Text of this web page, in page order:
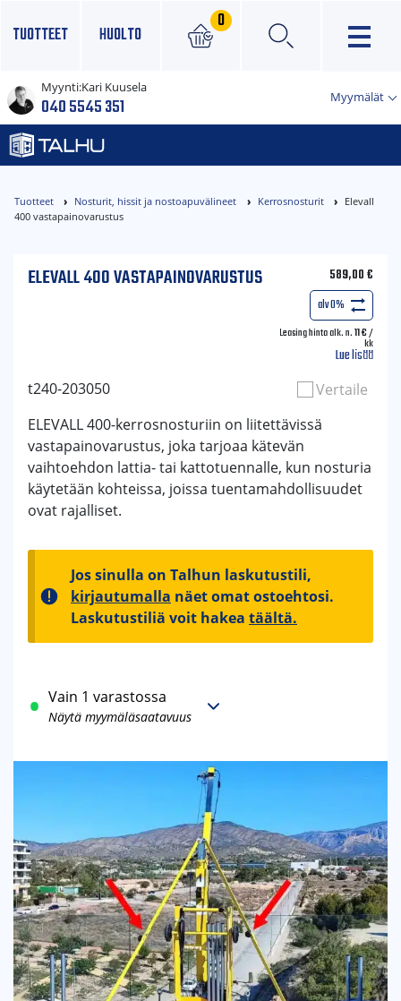
TUOTTEET HUOLTO
0
×
Myynti:Kari Kuusela
040 5545 351 Myymälät
Tuotteet Nosturit, hissit ja nostoapuvälineet Kerrosnosturit
Elevall
400 vastapainovarustus
ELEVALL 400 VASTAPAINOVARUSTUS 589,00€
alv 0%
Leasing hinta alk. n.11€/
kk
Lue lisää
t240-203050
Vertaile
ELEVALL 400-kerrosnosturiin on liitettävissä
vastapainovarustus, joka tarjoaa kätevän
vaihtoehdon lattia- tai kattotuennalle, kun nosturia
käytetään kohteissa, joissa tuentamahdollisuudet
ovat rajalliset.
Jos sinulla on Talhun laskutustili,
kirjautumalla näet omat ostoehtosi.
Laskutustiliä voit hakea täältä.
Vain 1 varastossa
Näytä myymäläsaatavuus